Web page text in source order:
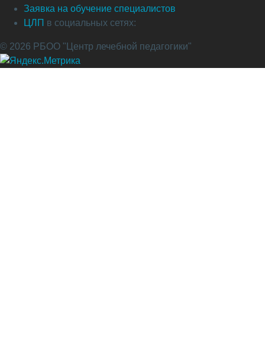
Заявка на обучение специалистов
ЦЛП в социальных сетях:
© 2026 РБОО "Центр лечебной педагогики"